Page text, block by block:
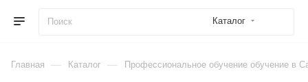
Каталог
Главная — Каталог — Профессиональное обучение обучение в